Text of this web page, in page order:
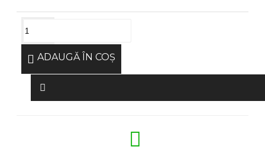
ADAUGĂ ÎN COŞ